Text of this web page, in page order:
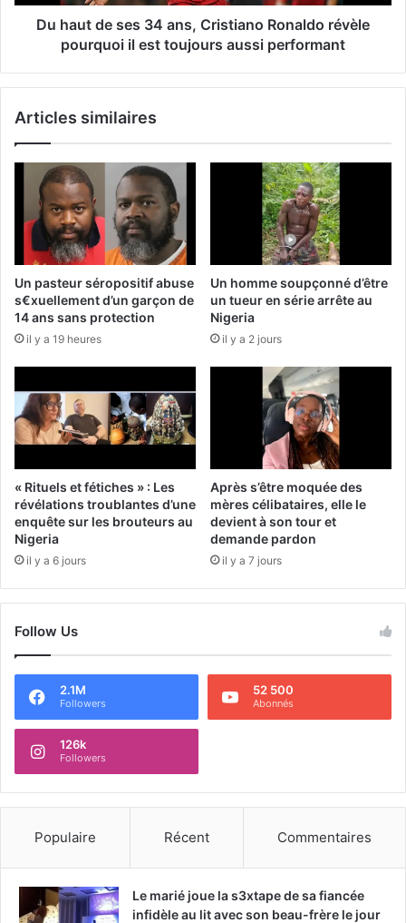
Du haut de ses 34 ans, Cristiano Ronaldo révèle
pourquoi il est toujours aussi performant
Articles similaires
Un pasteur séropositif abuse
s€xuellement d’un garçon de
14 ans sans protection
il y a 19 heures
Un homme soupçonné d’être
un tueur en série arrête au
Nigeria
il y a 2 jours
« Rituels et fétiches » : Les
révélations troublantes d’une
enquête sur les brouteurs au
Nigeria
il y a 6 jours
Après s’être moquée des
mères célibataires, elle le
devient à son tour et
demande pardon
il y a 7 jours
Follow Us
2.1M
Followers
52 500
Abonnés
126k
Followers
Populaire Récent Commentaires
Le marié joue la s3xtape de sa fiancée
infidèle au lit avec son beau-frère le jour